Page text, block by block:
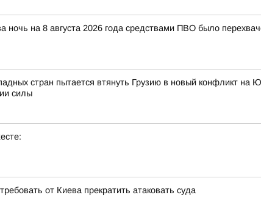
на 8 августа 2026 года средствами ПВО было
стран пытается втянуть Грузию в новый конфликт
силы
от Киева прекратить атаковать суда